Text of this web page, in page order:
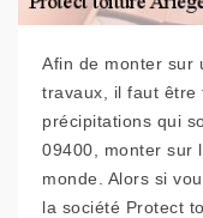
Afin de monter sur
travaux, il faut être
précipitations qui
09400, monter sur
monde. Alors si
la société Protect